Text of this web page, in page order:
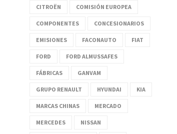
CITROËN COMISIÓN EUROPEA
COMPONENTES CONCESIONARIOS
EMISIONES FACONAUTO FIAT
FORD FORD ALMUSSAFES
FÁBRICAS GANVAM
GRUPO RENAULT HYUNDAI KIA
MARCAS CHINAS MERCADO
MERCEDES NISSAN